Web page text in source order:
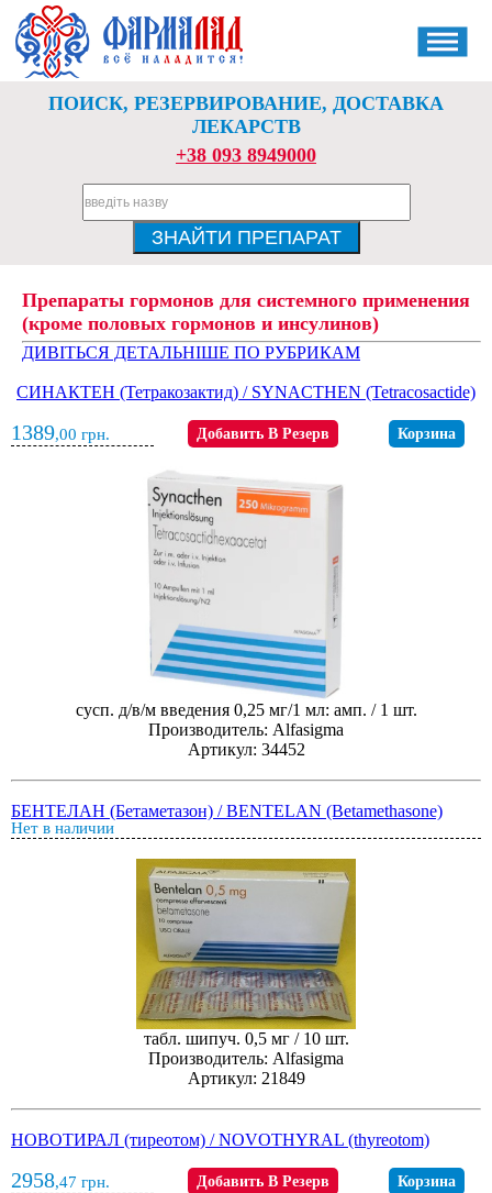
ПОИСК, РЕЗЕРВИРОВАНИЕ, ДОСТАВКА
ЛЕКАРСТВ
+38 093 8949000
Препараты гормонов для системного применения
(кроме половых гормонов и инсулинов)
ДИВІТЬСЯ ДЕТАЛЬНІШЕ ПО РУБРИКАМ
СИНАКТЕН (Тетракозактид) / SYNACTHEN (Tetracosactide)
1389,00 грн. Добавить В Резерв Корзина
сусп. д/в/м введения 0,25 мг/1 мл: амп. / 1 шт.
Производитель: Alfasigma
Артикул: 34452
БЕНТЕЛАН (Бетаметазон) / BENTELAN (Betamethasone)
Нет в наличии
табл. шипуч. 0,5 мг / 10 шт.
Производитель: Alfasigma
Артикул: 21849
НОВОТИРАЛ (тиреотом) / NOVOTHYRAL (thyreotom)
2958,47 грн. Добавить В Резерв Корзина